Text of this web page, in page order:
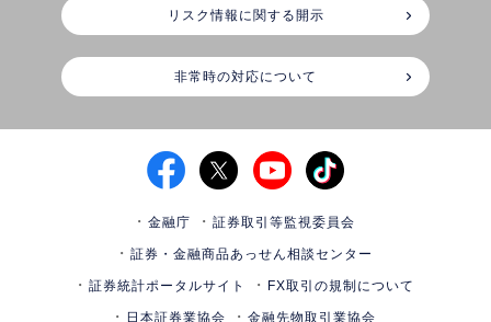
リスク情報に関する開示
非常時の対応について
金融庁 証券取引等監視委員会
証券・金融商品あっせん相談センター
証券統計ポータルサイト FX取引の規制について
日本証券業協会 金融先物取引業協会